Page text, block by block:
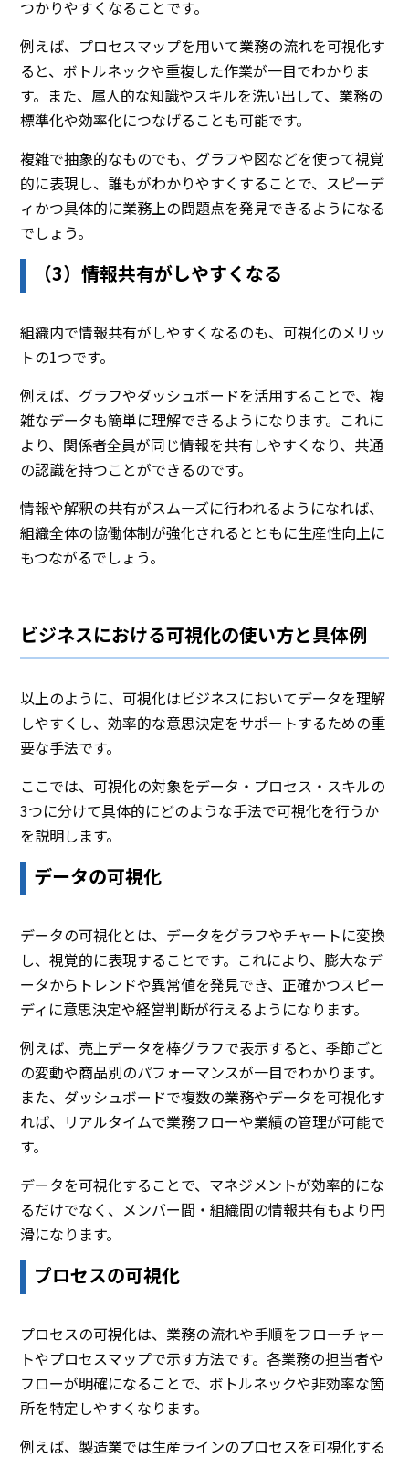
つかりやすくなることです。
例えば、プロセスマップを用いて業務の流れを可視化す
ると、ボトルネックや重複した作業が一目でわかりま
す。また、属人的な知識やスキルを洗い出して、業務の
標準化や効率化につなげることも可能です。
複雑で抽象的なものでも、グラフや図などを使って視覚
的に表現し、誰もがわかりやすくすることで、スピーデ
ィかつ具体的に業務上の問題点を発見できるようになる
でしょう。
（3）情報共有がしやすくなる
組織内で情報共有がしやすくなるのも、可視化のメリッ
トの1つです。
例えば、グラフやダッシュボードを活用することで、複
雑なデータも簡単に理解できるようになります。これに
より、関係者全員が同じ情報を共有しやすくなり、共通
の認識を持つことができるのです。
情報や解釈の共有がスムーズに行われるようになれば、
組織全体の協働体制が強化されるとともに生産性向上に
もつながるでしょう。
ビジネスにおける可視化の使い方と具体例
以上のように、可視化はビジネスにおいてデータを理解
しやすくし、効率的な意思決定をサポートするための重
要な手法です。
ここでは、可視化の対象をデータ・プロセス・スキルの
3つに分けて具体的にどのような手法で可視化を行うか
を説明します。
データの可視化
データの可視化とは、データをグラフやチャートに変換
し、視覚的に表現することです。これにより、膨大なデ
ータからトレンドや異常値を発見でき、正確かつスピー
ディに意思決定や経営判断が行えるようになります。
例えば、売上データを棒グラフで表示すると、季節ごと
の変動や商品別のパフォーマンスが一目でわかります。
また、ダッシュボードで複数の業務やデータを可視化す
れば、リアルタイムで業務フローや業績の管理が可能で
す。
データを可視化することで、マネジメントが効率的にな
るだけでなく、メンバー間・組織間の情報共有もより円
滑になります。
プロセスの可視化
プロセスの可視化は、業務の流れや手順をフローチャー
トやプロセスマップで示す方法です。各業務の担当者や
フローが明確になることで、ボトルネックや非効率な箇
所を特定しやすくなります。
例えば、製造業では生産ラインのプロセスを可視化する